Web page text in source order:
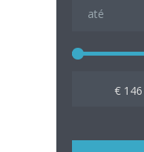
€